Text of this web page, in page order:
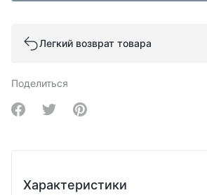
Легкий возврат товара
Поделиться
Share on Facebook
Share on Twitter
Share on Pinterest
Характеристики